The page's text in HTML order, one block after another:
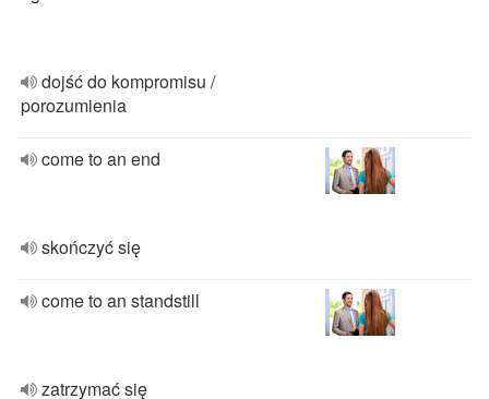
dojść do kompromisu /
porozumienia
come to an end
skończyć się
come to an standstill
zatrzymać się